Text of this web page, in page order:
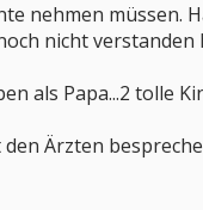
nehmen müssen.
nicht verstanden
als Papa...2 tolle
Ärzten